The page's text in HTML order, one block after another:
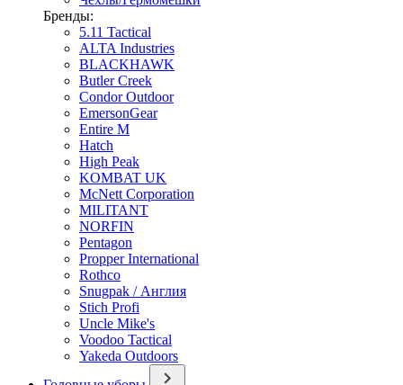
Бренды:
5.11 Tactical
ALTA Industries
BLACKHAWK
Butler Creek
Condor Outdoor
EmersonGear
Entire M
Hatch
High Peak
KOMBAT UK
McNett Corporation
MILITANT
NORFIN
Pentagon
Propper International
Rothco
Snugpak / Англия
Stich Profi
Uncle Mike's
Voodoo Tactical
Yakeda Outdoors